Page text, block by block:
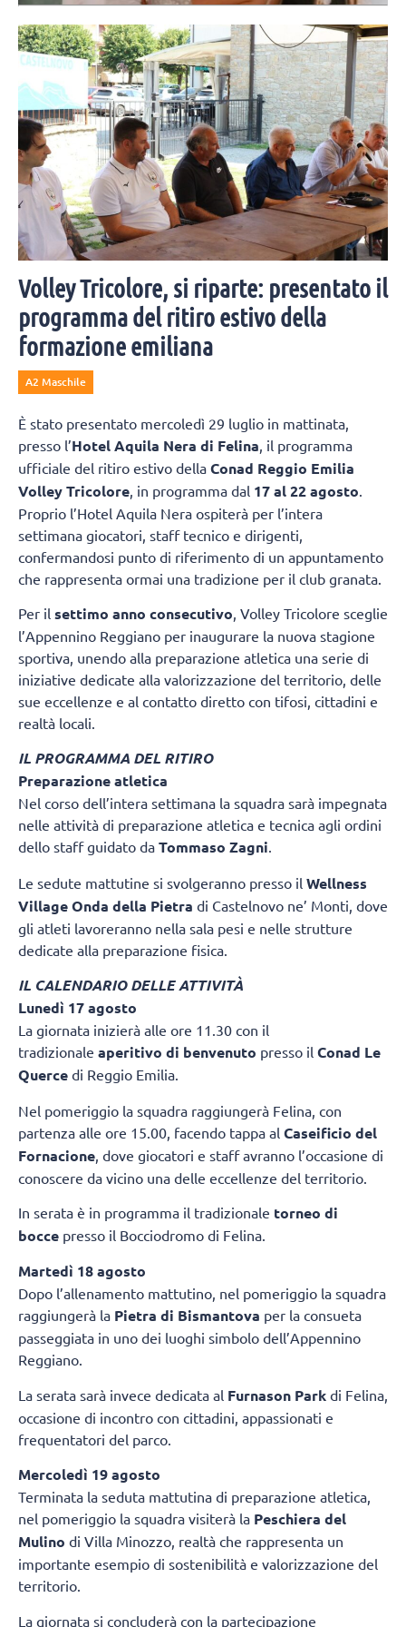
volta con Marta Ciotti. Moltissimi i colleghi e amici invitati alla
cerimonia.
Volley Tricolore, si riparte: presentato il
programma del ritiro estivo della
formazione emiliana
A2 Maschile
È stato presentato mercoledì 29 luglio in mattinata,
presso l’Hotel Aquila Nera di Felina , il programma
ufficiale del ritiro estivo della Conad Reggio Emilia
Volley Tricolore , in programma dal 17 al 22 agosto
Proprio l’Hotel Aquila Nera ospiterà per l’intera
settimana giocatori, staff tecnico e dirigenti,
confermandosi punto di riferimento di un appuntamento
che rappresenta ormai una tradizione per il club granata.
Per il settimo anno consecutivo , Volley Tricolore sceglie
l’Appennino Reggiano per inaugurare la nuova stagione
sportiva, unendo alla preparazione atletica una serie di
iniziative dedicate alla valorizzazione del territorio, delle
sue eccellenze e al contatto diretto con tifosi, cittadini e
realtà locali.
IL PROGRAMMA DEL RITIRO
Preparazione atletica
Nel corso dell’intera settimana la squadra sarà impegnata
nelle attività di preparazione atletica e tecnica agli ordini
dello staff guidato da Tommaso Zagni.
Le sedute mattutine si svolgeranno presso il Wellness
Village Onda della Pietra di Castelnovo ne’ Monti, dove
gli atleti lavoreranno nella sala pesi e nelle strutture
dedicate alla preparazione fisica.
IL CALENDARIO DELLE ATTIVITÀ
Lunedì 17 agosto
La giornata inizierà alle ore 11.30 con il
tradizionale aperitivo di benvenuto presso il Conad Le
Querce di Reggio Emilia.
Nel pomeriggio la squadra raggiungerà Felina, con
partenza alle ore 15.00, facendo tappa al Caseificio del
Fornacione , dove giocatori e staff avranno l’occasione di
conoscere da vicino una delle eccellenze del territorio.
In serata è in programma il tradizionale torneo di
bocce presso il Bocciodromo di Felina.
Martedì 18 agosto
Dopo l’allenamento mattutino, nel pomeriggio la squadra
raggiungerà la Pietra di Bismantova per la consueta
passeggiata in uno dei luoghi simbolo dell’Appennino
Reggiano.
La serata sarà invece dedicata al Furnason Park di Felina,
occasione di incontro con cittadini, appassionati e
frequentatori del parco.
Mercoledì 19 agosto
Terminata la seduta mattutina di preparazione atletica,
nel pomeriggio la squadra visiterà la Peschiera del
Mulino di Villa Minozzo, realtà che rappresenta un
importante esempio di sostenibilità e valorizzazione del
territorio.
La giornata si concluderà con la partecipazione